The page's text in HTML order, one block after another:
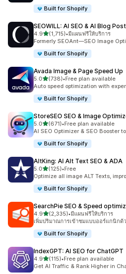
Built for Shopify
SEOWILL: AI SEO & AI Blog Post
4.9เต็ม 5 ดาว
(1,715)
ทั้งหมด 1715 รีวิว
•มีแผนฟรีให้บริการ
Formerly SEOAnt—SEO Image
Built for Shopify
Avada Image & Page Speed Up
5.0เต็ม 5 ดาว
(738)
ทั้งหมด 738 รีวิว
•Free plan available
Auto speed optimization with
Built for Shopify
StoreSEO SEO & Image
5.0เต็ม 5 ดาว
(671)
ทั้งหมด 671 รีวิว
•Free plan available
AI SEO Optimizer & SEO Booster
Built for Shopify
AltKing: AI Alt Text SEO & ADA
5.0เต็ม 5 ดาว
(125)
ทั้งหมด 125 รีวิว
•Free
Optimize all image ALT Texts,
Built for Shopify
SearchPie SEO & Speed
4.9เต็ม 5 ดาว
(2,335)
ทั้งหมด 2335 รีวิว
•มีแผนฟรีให้บริการ
เพิ่มปริมาณการเข้าชมแบบออร์แกนิกด้
Built for Shopify
IndexGPT: AI SEO for ChatGPT
4.9เต็ม 5 ดาว
(115)
ทั้งหมด 115 รีวิว
•Free plan available
Get AI Traffic & Rank Higher in